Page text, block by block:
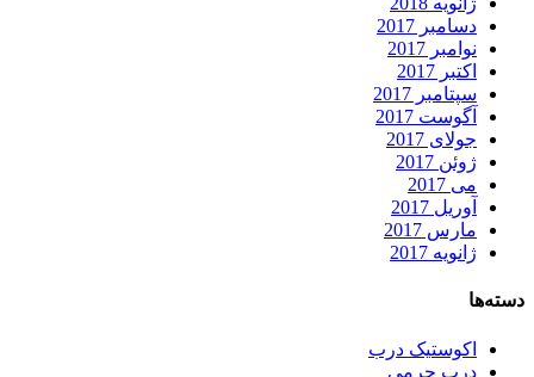
دسامبر 2017
نوامبر 2017
اکتبر 2017
سپتامبر 2017
آگوست 2017
جولای 2017
ژوئن 2017
می 2017
آوریل 2017
مارس 2017
ژانویه 2017
دسته‌ها
اکوستیک درب
درب چرمی